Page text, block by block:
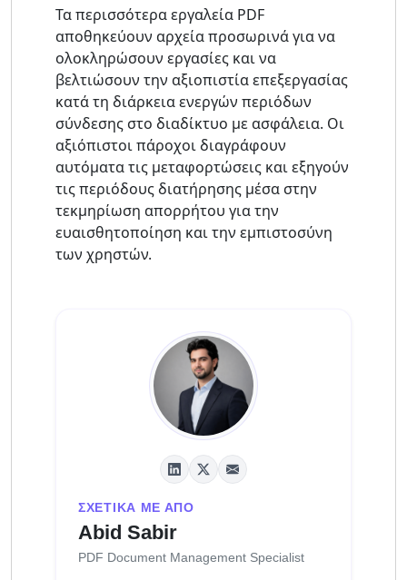
Τα περισσότερα εργαλεία PDF
αποθηκεύουν αρχεία προσωρινά για να
ολοκληρώσουν εργασίες και να
βελτιώσουν την αξιοπιστία επεξεργασίας
κατά τη διάρκεια ενεργών περιόδων
σύνδεσης στο διαδίκτυο με ασφάλεια. Οι
αξιόπιστοι πάροχοι διαγράφουν
αυτόματα τις μεταφορτώσεις και εξηγούν
τις περιόδους διατήρησης μέσα στην
τεκμηρίωση απορρήτου για την
ευαισθητοποίηση και την εμπιστοσύνη
των χρηστών.
ΣΧΕΤΙΚΆ ΜΕ ΑΠΌ
Abid Sabir
PDF Document Management Specialist